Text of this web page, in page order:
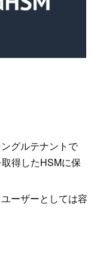
グルテナントで
得したHSMに保
ーザーとしては容